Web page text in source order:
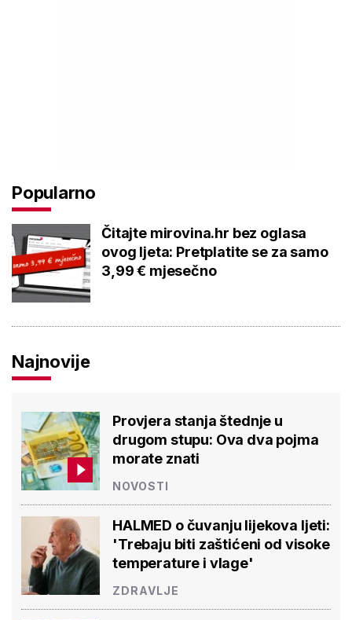
Popularno
Čitajte mirovina.hr bez oglasa
ovog ljeta: Pretplatite se za samo
3,99 € mjesečno
Najnovije
Provjera stanja štednje u
drugom stupu: Ova dva pojma
morate znati
NOVOSTI
HALMED o čuvanju lijekova ljeti:
'Trebaju biti zaštićeni od visoke
temperature i vlage'
ZDRAVLJE